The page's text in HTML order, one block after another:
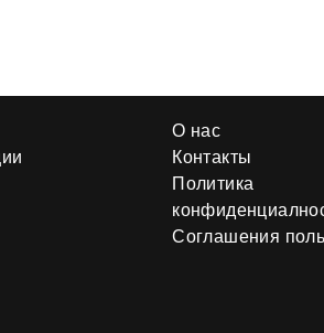
О нас
Контакты
Политика
Соглашения